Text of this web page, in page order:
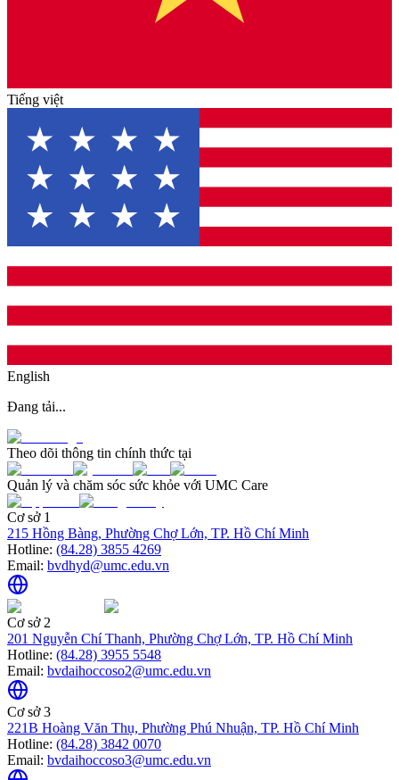
Tiếng việt
English
Đang tải...
Theo dõi thông tin chính thức tại
Quản lý và chăm sóc sức khỏe với UMC Care
Cơ sở 1
215 Hồng Bàng, Phường Chợ Lớn, TP. Hồ Chí Minh
Hotline: (84.28) 3855 4269
Email: bvdhyd@umc.edu.vn
Cơ sở 2
201 Nguyễn Chí Thanh, Phường Chợ Lớn, TP. Hồ Chí Minh
Hotline: (84.28) 3955 5548
Email: bvdaihoccoso2@umc.edu.vn
Cơ sở 3
221B Hoàng Văn Thụ, Phường Phú Nhuận, TP. Hồ Chí Minh
Hotline: (84.28) 3842 0070
Email: bvdaihoccoso3@umc.edu.vn